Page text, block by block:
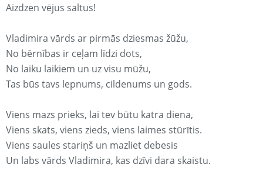
Aizdzen vējus saltus!
Vladimira vārds ar pirmās dziesmas žūžu,
No bērnības ir ceļam līdzi dots,
No laiku laikiem un uz visu mūžu,
Tas būs tavs lepnums, cildenums un gods.
Viens mazs prieks, lai tev būtu katra diena,
Viens skats, viens zieds, viens laimes stūrītis.
Viens saules stariņš un mazliet debesis
Un labs vārds Vladimira, kas dzīvi dara skaistu.